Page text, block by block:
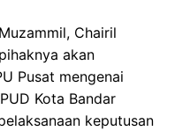
Chairil
akan
Pusat mengenai
Kota Bandar
keputusan